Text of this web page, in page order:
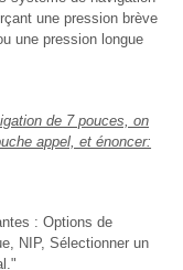
une pression brève
une pression longue
de 7 pouces, on
appel, et énoncer:
: Options de
NIP, Sélectionner un